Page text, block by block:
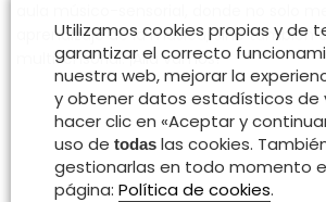
aprendizaje de la música, sino también
multisensorial. ¡Allá vamos!
Utilizamos cookies propias y de
garantizar el correcto
nuestra web, mejorar la
y obtener datos estadísticos de
hacer clic en «Aceptar y
uso de todas las cookies.
gestionarlas en todo momento
página: Política de cookies.